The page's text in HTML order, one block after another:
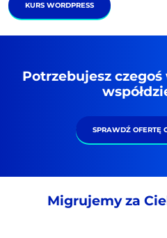
KURS WORDPRESS
Potrzebujesz
SPRAWDŹ OFERTĘ
Migrujemy za